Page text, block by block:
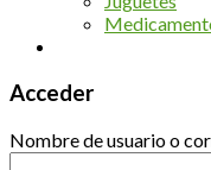
Acceder
Nombre de usuario o